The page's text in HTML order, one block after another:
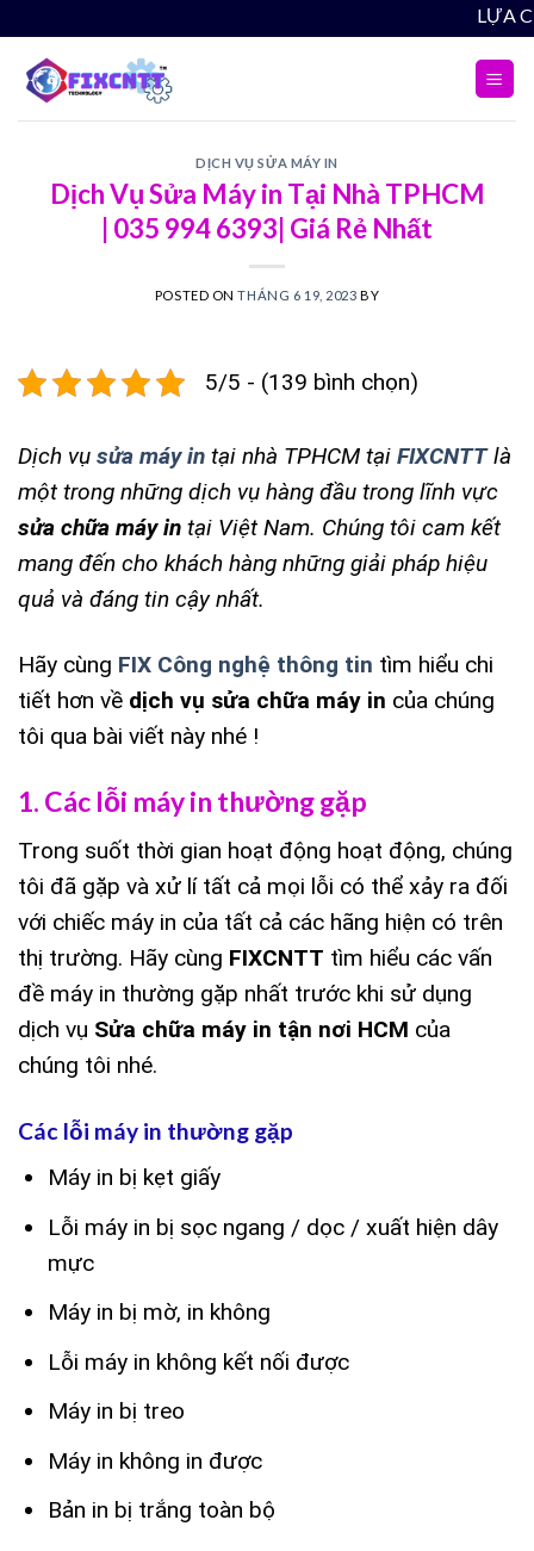
to
content
LỰA CHỌN
DỊCH VỤ SỬA MÁY IN
Dịch Vụ Sửa Máy in Tại Nhà TPHCM
| 035 994 6393| Giá Rẻ Nhất
POSTED ONTHÁNG 6 19, 2023 BY
5/5 - (139 bình chọn)
Dịch vụ sửa máy in tại nhà TPHCM tại FIXCNTTlà
một trong những dịch vụ hàng đầu trong lĩnh vực
sửa chữa máy in tại Việt Nam. Chúng tôi cam kết
mang đến cho khách hàng những giải pháp hiệu
quả và đáng tin cậy nhất.
Hãy cùng FIX Công nghệ thông tin tìm hiểu chi
tiết hơn về dịch vụ sửa chữa máy in của chúng
tôi qua bài viết này nhé !
1. Các lỗi máy in thường gặp
Trong suốt thời gian hoạt động hoạt động, chúng
tôi đã gặp và xử lí tất cả mọi lỗi có thể xảy ra đối
với chiếc máy in của tất cả các hãng hiện có trên
thị trường. Hãy cùng FIXCNTT tìm hiểu các vấn
đề máy in thường gặp nhất trước khi sử dụng
dịch vụ Sửa chữa máy in tận nơi HCM của
chúng tôi nhé.
Các lỗi máy in thường gặp
Máy in bị kẹt giấy
Lỗi máy in bị sọc ngang / dọc / xuất hiện dây
mực
Máy in bị mờ, in không
Lỗi máy in không kết nối được
Máy in bị treo
Máy in không in được
Bản in bị trắng toàn bộ